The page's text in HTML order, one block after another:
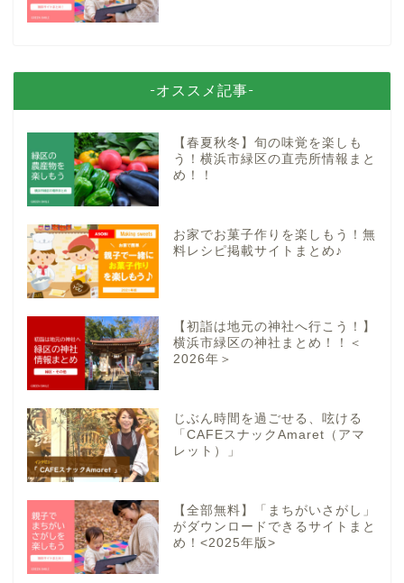
-オススメ記事-
【春夏秋冬】旬の味覚を楽しも
う！横浜市緑区の直売所情報まと
め！！
お家でお菓子作りを楽しもう！無
料レシピ掲載サイトまとめ♪
【初詣は地元の神社へ行こう！】
横浜市緑区の神社まとめ！！＜
2026年＞
じぶん時間を過ごせる、呟ける
「CAFEスナックAmaret（アマ
レット）」
【全部無料】「まちがいさがし」
がダウンロードできるサイトまと
め！<2025年版>